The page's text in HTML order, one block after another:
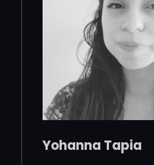
Yohanna Tapia